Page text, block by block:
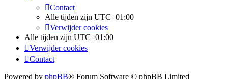
Contact
Alle tijden zijn UTC+01:00
Verwijder cookies
Alle tijden zijn UTC+01:00
Verwijder cookies
Contact
Powered by phpBB® Forum Software © phpBB Limited